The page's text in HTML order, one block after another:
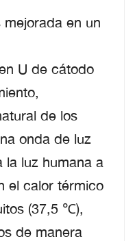
en un
U de cátodo
de los
onda de luz
la luz humana a
el calor térmico
(37,5 ℃),
de manera